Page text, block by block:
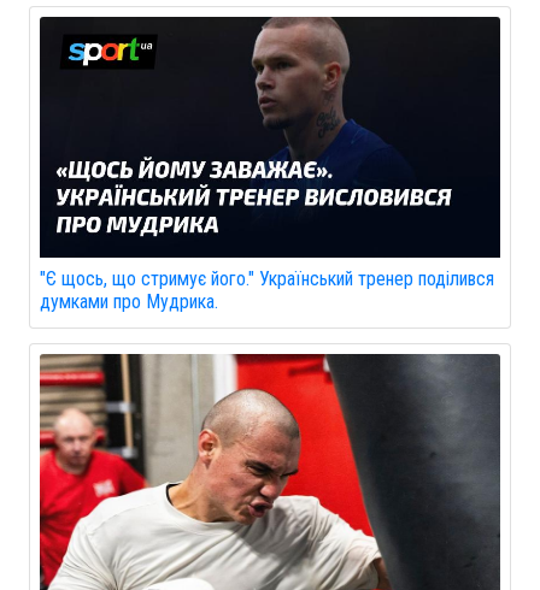
"Є щось, що стримує його." Український тренер поділився
думками про Мудрика.